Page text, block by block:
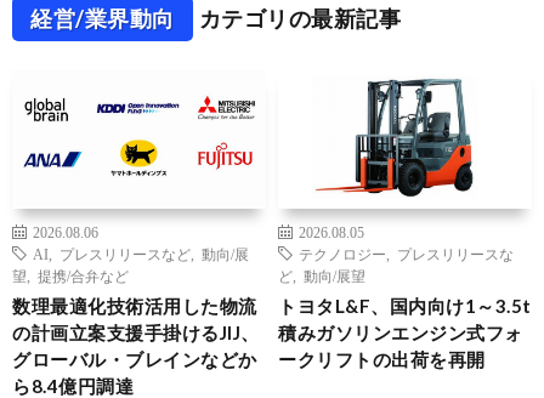
経営/業界動向 カテゴリの最新記事
2026.08.06
AI
プレスリリースなど
動向/展
望
提携/合弁など
数理最適化技術活用した物流
の計画立案支援手掛けるJIJ、
グローバル・ブレインなどか
ら8.4億円調達
2026.08.05
テクノロジー
プレスリリースな
ど
動向/展望
トヨタL&F、国内向け1～3.5t
積みガソリンエンジン式フォ
ークリフトの出荷を再開